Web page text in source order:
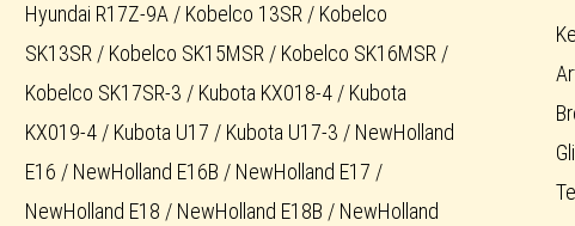
Hyundai R17Z-9A / Kobelco 13SR / Kobelco
SK13SR / Kobelco SK15MSR / Kobelco SK16MSR /
Kobelco SK17SR-3 / Kubota KX018-4 / Kubota
KX019-4 / Kubota U17 / Kubota U17-3 / NewHolland
E16 / NewHolland E16B / NewHolland E17 /
NewHolland E18 / NewHolland E18B / NewHolland